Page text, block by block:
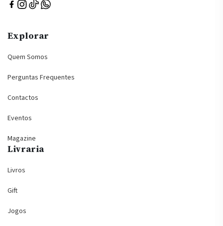
Explorar
Quem Somos
Perguntas Frequentes
Contactos
Eventos
Magazine
Livraria
Livros
Gift
Jogos